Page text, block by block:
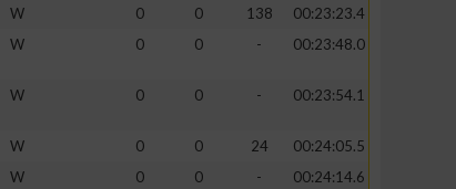
W 0 0 138
00:23:23.4
W 0 0 - 00:23:48.0
W 0 0 - 00:23:54.1
W 0 0 24
00:24:05.5
W 0 0 -
00:24:14.6